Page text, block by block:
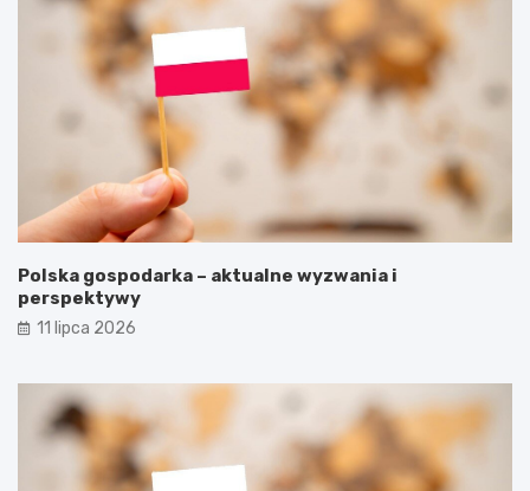
Polska gospodarka – aktualne wyzwania i
perspektywy
11 lipca 2026